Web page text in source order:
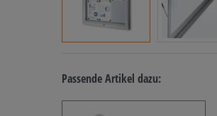
Passende Artikel dazu: